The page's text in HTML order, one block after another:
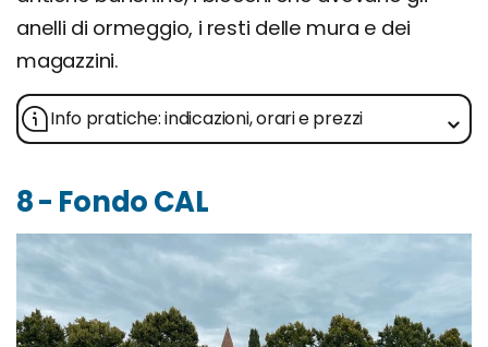
anelli di ormeggio, i resti delle mura e dei
magazzini.
Info pratiche: indicazioni, orari e prezzi
8 - Fondo CAL